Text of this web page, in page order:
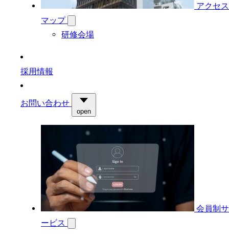
アクセス
マップ
研修会場
採用情報
お問い合わせ
open
会員制サ
ービス